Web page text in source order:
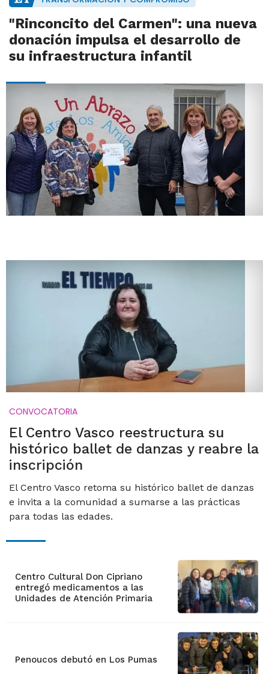
"Rinconcito del Carmen": una nueva
donación impulsa el desarrollo de
su infraestructura infantil
CONVOCATORIA
El Centro Vasco reestructura su
histórico ballet de danzas y reabre la
inscripción
El Centro Vasco retoma su histórico ballet de danzas
e invita a la comunidad a sumarse a las prácticas
para todas las edades.
Centro Cultural Don Cipriano
entregó medicamentos a las
Unidades de Atención Primaria
Penoucos debutó en Los Pumas